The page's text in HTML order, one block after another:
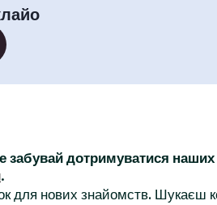
забувай дотримуватися наших
.
для нових знайомств. Шукаєш